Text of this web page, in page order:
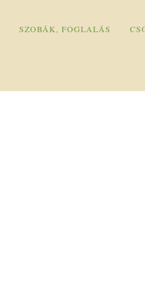
SZOBÁK, FOGLALÁS